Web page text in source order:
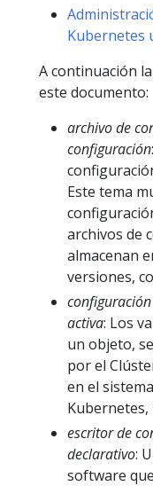
Kubernetes
A continuación
este documento:
archivo de
configuración
Este tema
archivos de
almacenan
versiones,
activa: Los
un objeto,
por el
en el
Kubernetes,
escritor de
declarativo:
software